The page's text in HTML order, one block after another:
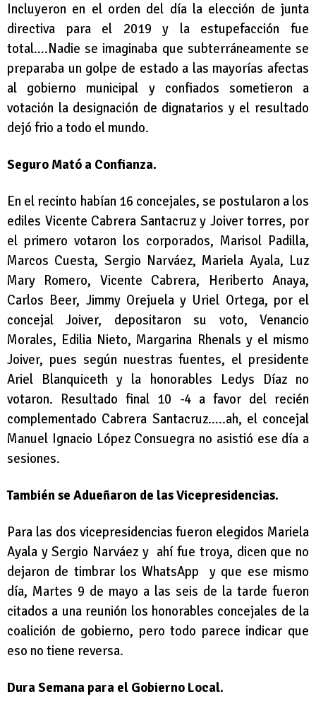
Incluyeron en el orden del día la elección de junta
directiva para el 2019 y la estupefacción fue
total….Nadie se imaginaba que subterráneamente se
preparaba un golpe de estado a las mayorías afectas
al gobierno municipal y confiados sometieron a
votación la designación de dignatarios y el resultado
dejó frio a todo el mundo.
Seguro Mató a Confianza.
En el recinto habían 16 concejales, se postularon a los
ediles Vicente Cabrera Santacruz y Joiver torres, por
el primero votaron los corporados, Marisol Padilla,
Marcos Cuesta, Sergio Narváez, Mariela Ayala, Luz
Mary Romero, Vicente Cabrera, Heriberto Anaya,
Carlos Beer, Jimmy Orejuela y Uriel Ortega, por el
concejal Joiver, depositaron su voto, Venancio
Morales, Edilia Nieto, Margarina Rhenals y el mismo
Joiver, pues según nuestras fuentes, el presidente
Ariel Blanquiceth y la honorables Ledys Díaz no
votaron. Resultado final 10 -4 a favor del recién
complementado Cabrera Santacruz…..ah, el concejal
Manuel Ignacio López Consuegra no asistió ese día a
sesiones.
También se Adueñaron de las Vicepresidencias.
Para las dos vicepresidencias fueron elegidos Mariela
Ayala y Sergio Narváez y ahí fue troya, dicen que no
dejaron de timbrar los WhatsApp y que ese mismo
día, Martes 9 de mayo a las seis de la tarde fueron
citados a una reunión los honorables concejales de la
coalición de gobierno, pero todo parece indicar que
eso no tiene reversa.
Dura Semana para el Gobierno Local.